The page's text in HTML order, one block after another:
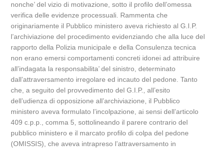
nonche’ del vizio di motivazione, sotto il profilo dell’omessa
verifica delle evidenze processuali. Rammenta che
originariamente il Pubblico ministero aveva richiesto al G.I.P.
l’archiviazione del procedimento evidenziando che alla luce del
rapporto della Polizia municipale e della Consulenza tecnica
non erano emersi comportamenti concreti idonei ad attribuire
all’indagata la responsabilita’ del sinistro, determinato
dall’attraversamento irregolare ed incauto del pedone. Tanto
che, a seguito del provvedimento del G.I.P., all’esito
dell’udienza di opposizione all’archiviazione, il Pubblico
ministero aveva formulato l’incolpazione, ai sensi dell’articolo
409 c.p.p., comma 5, sottolineando il parere contrario del
pubblico ministero e il marcato profilo di colpa del pedone
(OMISSIS), che aveva intrapreso l’attraversamento in